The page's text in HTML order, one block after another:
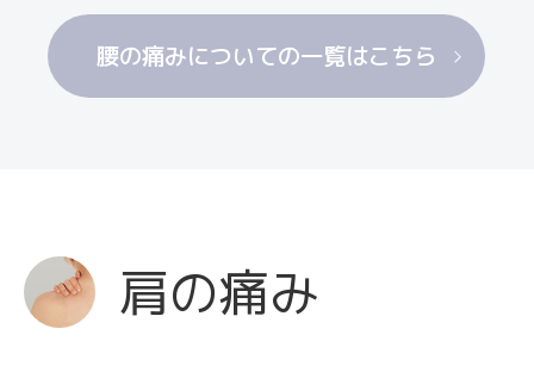
らなる痛みにつながります。
ここでは、自宅で取り入れられる筋力トレーニン
グやストレッチ、短時間で取り組める電気治療器
みましょう。
腰の痛みについての一覧はこちら
肩の痛み